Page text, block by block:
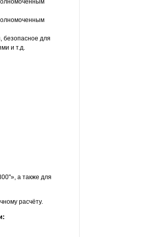
безопасное для
и т.д.
а также для
расчёту.